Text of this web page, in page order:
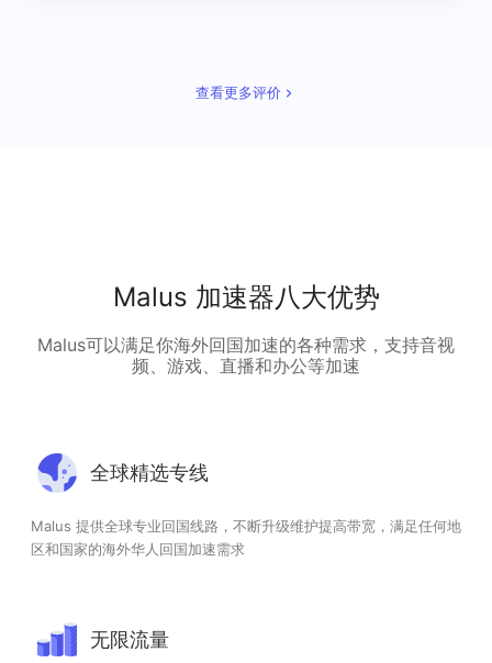
查看更多评价
Malus 加速器八大优势
Malus可以满足你海外回国加速的各种需求，支持音视
频、游戏、直播和办公等加速
全球精选专线
Malus 提供全球专业回国线路，不断升级维护提高带宽，满足任何地
区和国家的海外华人回国加速需求
无限流量